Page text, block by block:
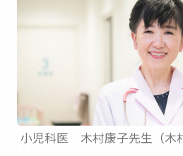
小児科医 木村康子先生（木